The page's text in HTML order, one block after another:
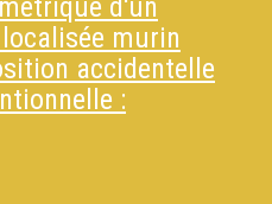
d'un
murin
accidentelle
: